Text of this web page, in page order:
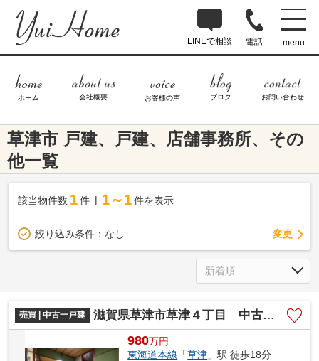
LINEで相談 電話 menu
ホーム 会社概要 お客様の声 ブログ お問い合わせ
草津市 戸建、戸建、店舗事務所、その
他一覧
該当物件数 1件 1～1 件を表示
絞り込み条件： なし 変更
売買 | 中古一戸建 滋賀県草津市草津４丁目 中古戸建
980万円
東海道本線 「草津 」駅 徒歩18分